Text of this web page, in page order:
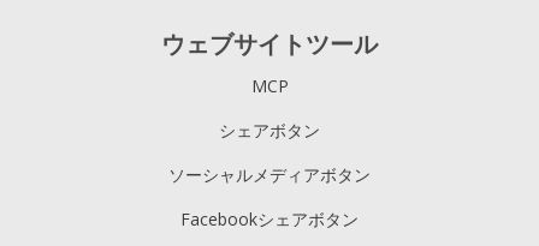
ウェブサイトツール
MCP
シェアボタン
ソーシャルメディアボタン
Facebookシェアボタン